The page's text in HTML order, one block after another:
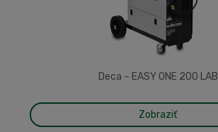
Deca – EASY ONE 200 LAB
Zobraziť